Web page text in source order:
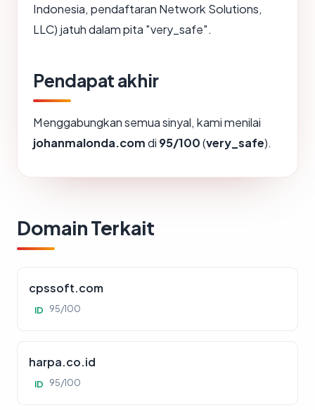
Indonesia, pendaftaran Network Solutions,
LLC) jatuh dalam pita "very_safe".
Pendapat akhir
Menggabungkan semua sinyal, kami menilai
johanmalonda.comdi 95/100(very_safe).
Domain Terkait
cpssoft.com
ID 95/100
harpa.co.id
ID 95/100